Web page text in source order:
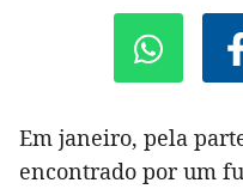
Em janeiro, pela
encontrado por um